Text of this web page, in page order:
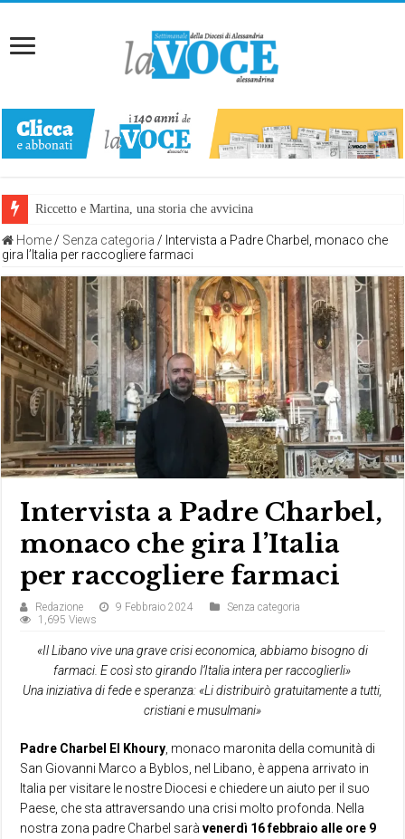
Riccetto e Martina, una storia che avvicina
Home / Senza categoria / Intervista a Padre Charbel, monaco che
gira l’Italia per raccogliere farmaci
Intervista a Padre Charbel,
monaco che gira l’Italia
per raccogliere farmaci
Redazione 9 Febbraio 2024
Senza categoria
1,695 Views
«Il Libano vive una grave crisi economica, abbiamo bisogno di
farmaci. E così sto girando l’Italia intera per raccoglierli»
Una iniziativa di fede e speranza: «Li distribuirò gratuitamente a tutti,
cristiani e musulmani»
Padre Charbel El Khoury , monaco maronita della comunità di
San Giovanni Marco a Byblos, nel Libano, è appena arrivato in
Italia per visitare le nostre Diocesi e chiedere un aiuto per il suo
Paese, che sta attraversando una crisi molto profonda. Nella
nostra zona padre Charbel saràvenerdì 16 febbraio alle ore 9